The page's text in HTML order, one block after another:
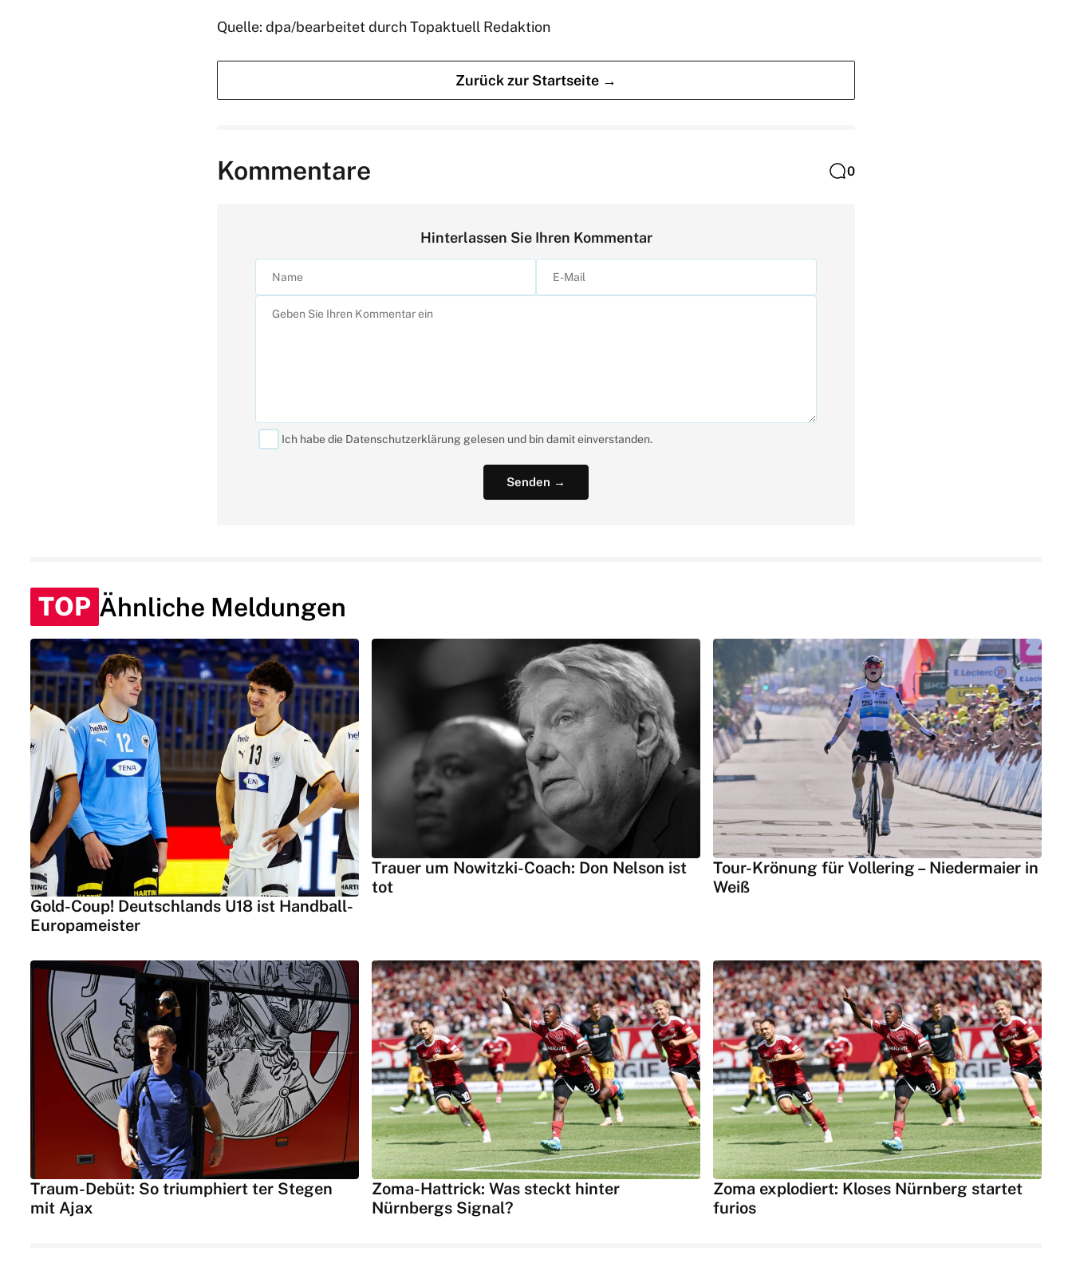
Quelle: dpa/bearbeitet durch Topaktuell Redaktion
Zurück zur Startseite →
Kommentare 0
Hinterlassen Sie Ihren Kommentar
Ich habe die Datenschutzerklärung gelesen und bin damit einverstanden.
TOP Ähnliche Meldungen
Gold-Coup! Deutschlands U18 ist Handball-
Europameister
Trauer um Nowitzki-Coach: Don Nelson ist
tot
Tour-Krönung für Vollering – Niedermaier in
Weiß
Traum-Debüt: So triumphiert ter Stegen
mit Ajax
Zoma-Hattrick: Was steckt hinter
Nürnbergs Signal?
Zoma explodiert: Kloses Nürnberg startet
furios